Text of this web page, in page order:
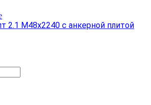
2.1 М48х2240 с анкерной плитой